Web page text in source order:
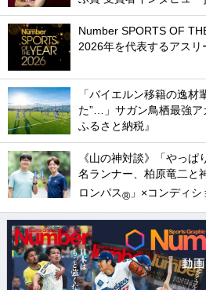
Number SPORTS OF
2026年を代表するアスリ
「バイエルン移籍の逸材
た”…」サガン鳥栖最強ア
ふるさと納税』
《山の神対談》「やっぱ
名ランナー、柏原竜二と
ロンパス® 」×コンディ